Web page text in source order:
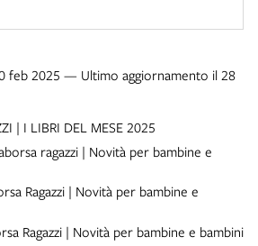
| I LIBRI DEL MESE 2025
ragazzi | Novità per bambine e
Ragazzi | Novità per bambine e
Ragazzi | Novità per bambine e bambini
feb 2025 — Ultimo aggiornamento il 28